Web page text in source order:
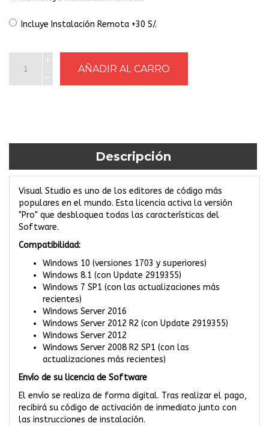
Incluye Instalación Remota +30 S/.
Descripción
Visual Studio es uno de los editores de código más
populares en el mundo. Esta licencia activa la versión
"Pro" que desbloquea todas las características del
Software.
Compatibilidad:
Windows 10 (versiones 1703 y superiores)
Windows 8.1 (con Update 2919355)
Windows 7 SP1 (con las actualizaciones más
recientes)
Windows Server 2016
Windows Server 2012 R2 (con Update 2919355)
Windows Server 2012
Windows Server 2008 R2 SP1 (con las
actualizaciones más recientes)
Envío de su licencia de Software
El envío se realiza de forma digital. Tras realizar el pago,
recibirá su código de activación de inmediato junto con
las instrucciones de instalación.